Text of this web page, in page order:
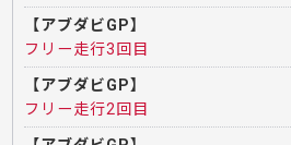
【アブダビGP】
フリー走行3回目
【アブダビGP】
フリー走行2回目